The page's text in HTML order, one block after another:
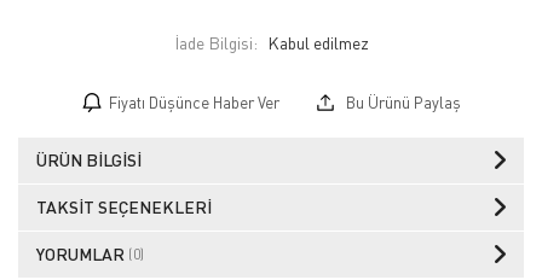
İade Bilgisi:
Fiyatı Düşünce Haber Ver Bu Ürünü Paylaş
ÜRÜN BILGISI
TAKSIT SEÇENEKLERI
YORUMLAR (0)